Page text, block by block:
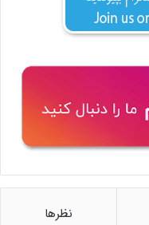
نظرها